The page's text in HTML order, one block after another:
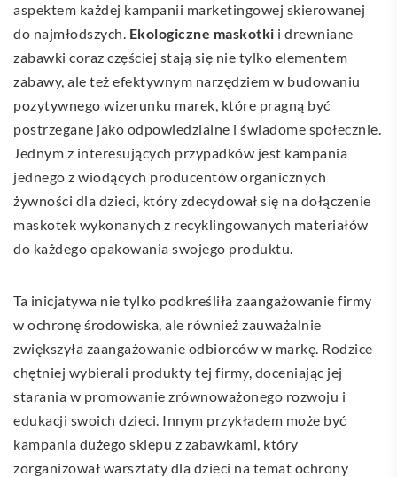
aspektem każdej kampanii marketingowej skierowanej
do najmłodszych. Ekologiczne maskotki i drewniane
zabawki coraz częściej stają się nie tylko elementem
zabawy, ale też efektywnym narzędziem w budowaniu
pozytywnego wizerunku marek, które pragną być
postrzegane jako odpowiedzialne i świadome społecznie.
Jednym z interesujących przypadków jest kampania
jednego z wiodących producentów organicznych
żywności dla dzieci, który zdecydował się na dołączenie
maskotek wykonanych z recyklingowanych materiałów
do każdego opakowania swojego produktu.
Ta inicjatywa nie tylko podkreśliła zaangażowanie firmy
w ochronę środowiska, ale również zauważalnie
zwiększyła zaangażowanie odbiorców w markę. Rodzice
chętniej wybierali produkty tej firmy, doceniając jej
starania w promowanie zrównoważonego rozwoju i
edukacji swoich dzieci. Innym przykładem może być
kampania dużego sklepu z zabawkami, który
zorganizował warsztaty dla dzieci na temat ochrony